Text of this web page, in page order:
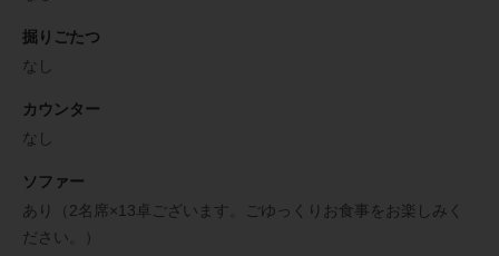
掘りごたつ
なし
カウンター
なし
ソファー
あり（2名席×13卓ございます。ごゆっくりお食事をお楽しみく
ださい。）